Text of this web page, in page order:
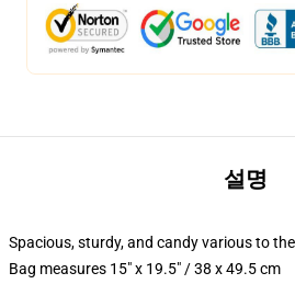
설명
Spacious, sturdy, and candy various to
Bag measures 15" x 19.5" / 38 x 49.5 cm